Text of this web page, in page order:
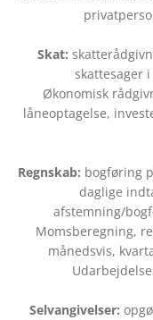
Skat:
skattesager
Økonomisk
låneoptagelse,
Regnskab: bogføring
daglige
afstemning/
Momsberegning,
månedsvis,
Selvangivelser: